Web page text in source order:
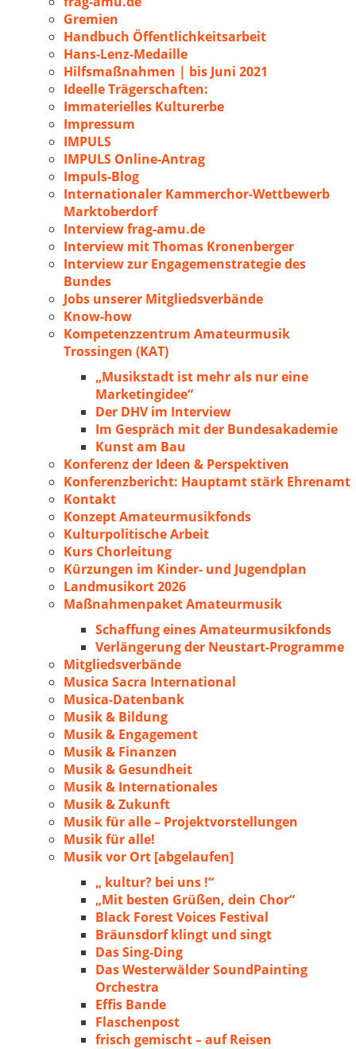
Gremien
Handbuch Öffentlichkeitsarbeit
Hans-Lenz-Medaille
Hilfsmaßnahmen | bis Juni 2021
Ideelle Trägerschaften:
Immaterielles Kulturerbe
Impressum
IMPULS
IMPULS Online-Antrag
Impuls-Blog
Internationaler Kammerchor-Wettbewerb
Marktoberdorf
Interview frag-amu.de
Interview mit Thomas Kronenberger
Interview zur Engagemenstrategie des
Bundes
Jobs unserer Mitgliedsverbände
Know-how
Kompetenzzentrum Amateurmusik
Trossingen (KAT)
„Musikstadt ist mehr als nur eine
Marketingidee“
Der DHV im Interview
Im Gespräch mit der Bundesakademie
Kunst am Bau
Konferenz der Ideen & Perspektiven
Konferenzbericht: Hauptamt stärk Ehrenamt
Kontakt
Konzept Amateurmusikfonds
Kulturpolitische Arbeit
Kurs Chorleitung
Kürzungen im Kinder- und Jugendplan
Landmusikort 2026
Maßnahmenpaket Amateurmusik
Schaffung eines Amateurmusikfonds
Verlängerung der Neustart-Programme
Mitgliedsverbände
Musica Sacra International
Musica-Datenbank
Musik & Bildung
Musik & Engagement
Musik & Finanzen
Musik & Gesundheit
Musik & Internationales
Musik & Zukunft
Musik für alle – Projektvorstellungen
Musik für alle!
Musik vor Ort [abgelaufen]
„ kultur? bei uns !“
„Mit besten Grüßen, dein Chor“
Black Forest Voices Festival
Bräunsdorf klingt und singt
Das Sing-Ding
Das Westerwälder SoundPainting
Orchestra
Effis Bande
Flaschenpost
frisch gemischt – auf Reisen